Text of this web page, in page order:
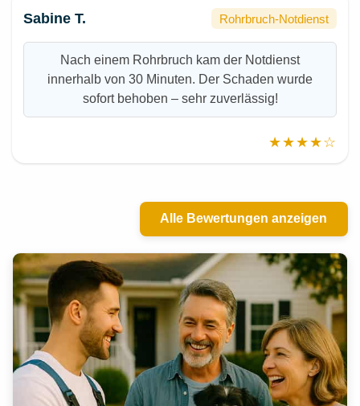
Sabine T. Rohrbruch-Notdienst
Nach einem Rohrbruch kam der Notdienst
innerhalb von 30 Minuten. Der Schaden wurde
sofort behoben – sehr zuverlässig!
★★★★☆
Alle Bewertungen anzeigen